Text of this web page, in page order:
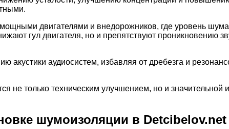
двигателями и внедорожников, где уровень
гул двигателя, но и препятствуют проникновению
акустики аудиосистем, избавляя от дребезга и
не только техническим улучшением, но и значительной
шумоизоляции в Detcibelov.net